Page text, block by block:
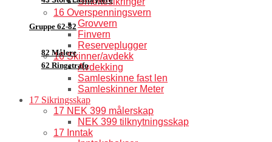
Gruppe 62-82
82 Målere
62 Ringetrafo
16 Overspenningsvern
Grovvern
Finvern
Reserveplugger
16 Skinner/avdekk
Avdekking
Samleskinne fast len
Samleskinner Meter
17 Sikringsskap
17 NEK 399 målerskap
NEK 399 tilknytningsskap
17 Inntak